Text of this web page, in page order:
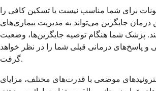
برای شما مناسب نیست یا تسکین کافی را
درمان جایگزین می‌تواند به مدیریت بیماری‌های
پزشک شما هنگام توصیه جایگزین‌ها، وضعیت
پاسخ‌های درمانی قبلی شما را در نظر خواهد
گرفت.
موضعی با قدرت‌های مختلف، مزایای